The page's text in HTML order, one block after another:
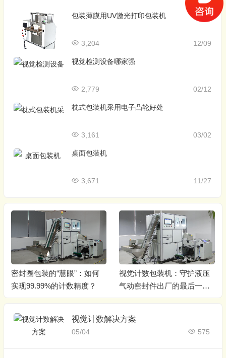
包装薄膜用UV激光打印包装机
12/09
3,204
视觉检测设备哪家强
02/12
2,779
枕式包装机采用电子凸轮好处
03/02
3,161
桌面包装机
11/27
3,671
密封圈包装的“慧眼”：如何
实现99.99%的计数精度？
视觉计数包装机：守护液压
气动密封件出厂的最后一道
视觉计数解决方案
05/04 575